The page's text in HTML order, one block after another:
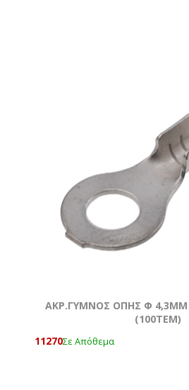
ΑΚΡ.ΓΥΜΝΟΣ ΟΠΗΣ Φ
(100ΤΕΜ)
11270Σε Απόθεμα